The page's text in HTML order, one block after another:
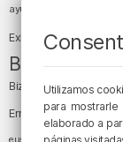
ayuntamiento de Bilbao
Exhibition Center)
Bizkaia y sus
Bizkaia
Deusto
Ernesto Valverde
euskera fiestas
Utilizamos
para
elaborado a